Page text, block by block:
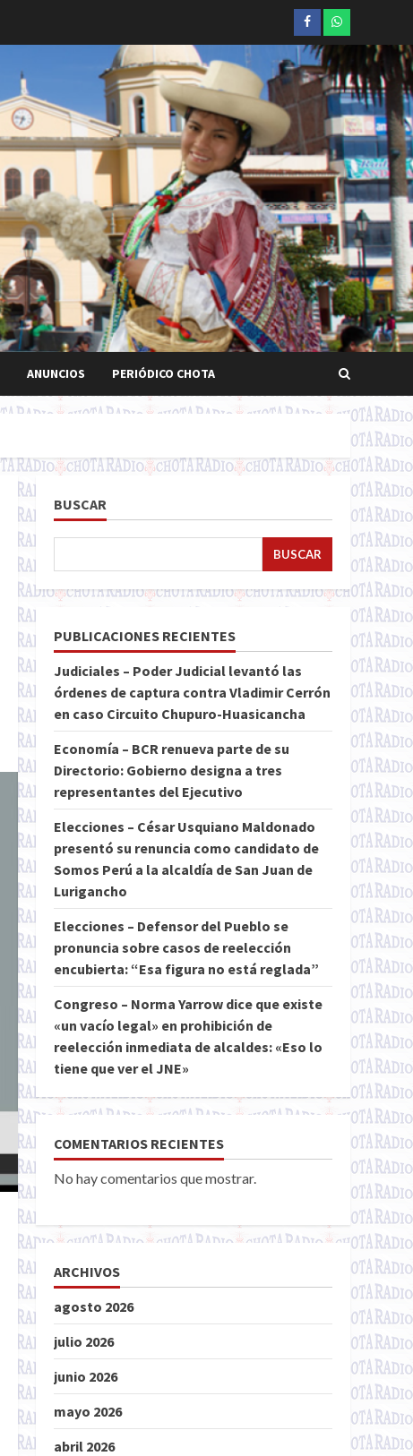
Facebookwhatsapp
ANUNCIOS PERIÓDICO CHOTA
BUSCAR
BUSCAR
PUBLICACIONES RECIENTES
Judiciales – Poder Judicial levantó las
órdenes de captura contra Vladimir Cerrón
en caso Circuito Chupuro-Huasicancha
Economía – BCR renueva parte de su
Directorio: Gobierno designa a tres
representantes del Ejecutivo
Elecciones – César Usquiano Maldonado
presentó su renuncia como candidato de
Somos Perú a la alcaldía de San Juan de
Lurigancho
Elecciones – Defensor del Pueblo se
pronuncia sobre casos de reelección
encubierta: “Esa figura no está reglada”
Congreso – Norma Yarrow dice que existe
«un vacío legal» en prohibición de
reelección inmediata de alcaldes: «Eso lo
tiene que ver el JNE»
COMENTARIOS RECIENTES
No hay comentarios que mostrar.
ARCHIVOS
agosto 2026
julio 2026
junio 2026
mayo 2026
abril 2026